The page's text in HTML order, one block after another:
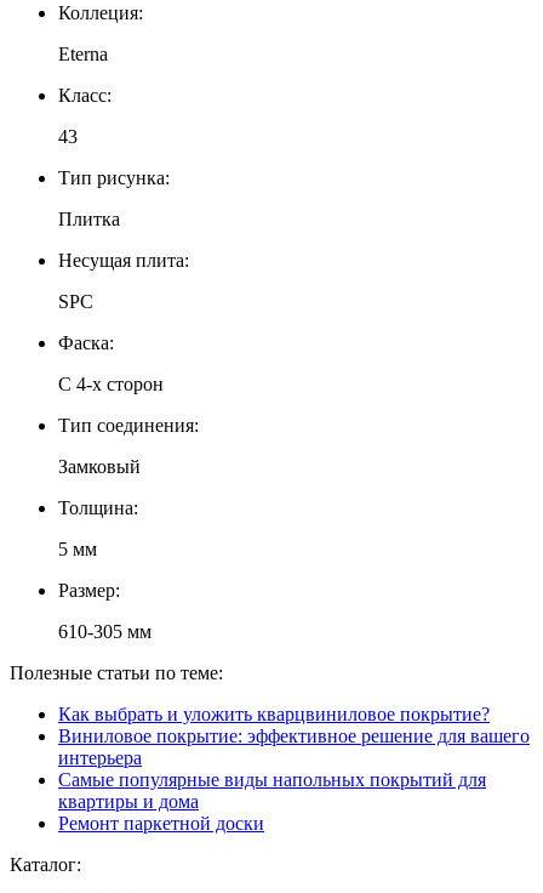
Коллеция:
Eterna
Класс:
43
Тип рисунка:
Плитка
Несущая плита:
SPC
Фаска:
С 4-х сторон
Тип соединения:
Замковый
Толщина:
5 мм
Размер:
610-305 мм
Полезные статьи по теме:
Как выбрать и уложить кварцвиниловое покрытие?
Виниловое покрытие: эффективное решение для вашего
интерьера
Самые популярные виды напольных покрытий для
квартиры и дома
Ремонт паркетной доски
Каталог: